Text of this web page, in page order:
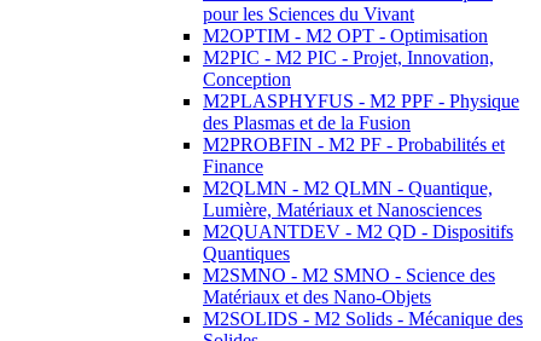
pour les Sciences du Vivant
M2OPTIM - M2 OPT - Optimisation
M2PIC - M2 PIC - Projet, Innovation,
Conception
M2PLASPHYFUS - M2 PPF - Physique
des Plasmas et de la Fusion
M2PROBFIN - M2 PF - Probabilités et
Finance
M2QLMN - M2 QLMN - Quantique,
Lumière, Matériaux et Nanosciences
M2QUANTDEV - M2 QD - Dispositifs
Quantiques
M2SMNO - M2 SMNO - Science des
Matériaux et des Nano-Objets
M2SOLIDS - M2 Solids - Mécanique des